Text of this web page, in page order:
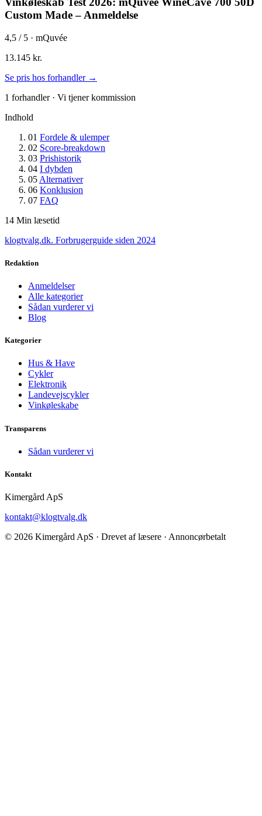
Custom Made – Anmeldelse
4,5 / 5 · mQuvée
13.145 kr.
Se pris hos forhandler →
1 forhandler · Vi tjener kommission
Indhold
01 Fordele & ulemper
02 Score-breakdown
03 Prishistorik
04 I dybden
05 Alternativer
06 Konklusion
07 FAQ
14 Min læsetid
klogtvalg.dk. Forbrugerguide siden 2024
Redaktion
Anmeldelser
Alle kategorier
Sådan vurderer vi
Blog
Kategorier
Hus & Have
Cykler
Elektronik
Landevejscykler
Vinkøleskabe
Transparens
Sådan vurderer vi
Kontakt
Kimergård ApS
kontakt@klogtvalg.dk
© 2026 Kimergård ApS · Drevet af læsere · Annoncørbetalt